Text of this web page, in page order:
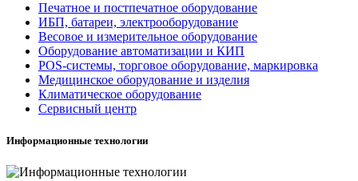
Печатное и постпечатное оборудование
ИБП, батареи, электрооборудование
Весовое и измерительное оборудование
Оборудование автоматизации и КИП
POS-системы, торговое оборудование, маркировка
Медицинское оборудование и изделия
Климатическое оборудование
Сервисный центр
Информационные технологии